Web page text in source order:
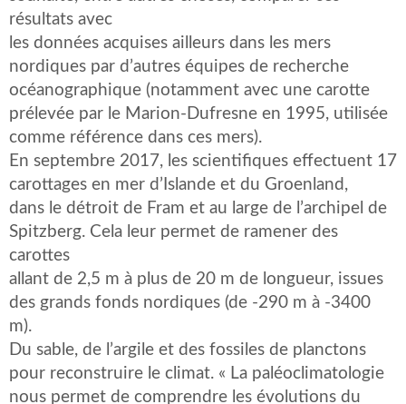
résultats avec
les données acquises ailleurs dans les mers
nordiques par d’autres équipes de recherche
océanographique (notamment avec une carotte
prélevée par le Marion-Dufresne en 1995, utilisée
comme référence dans ces mers).
En septembre 2017, les scientifiques effectuent 17
carottages en mer d’Islande et du Groenland,
dans le détroit de Fram et au large de l’archipel de
Spitzberg. Cela leur permet de ramener des
carottes
allant de 2,5 m à plus de 20 m de longueur, issues
des grands fonds nordiques (de -290 m à -3400
m).
Du sable, de l’argile et des fossiles de planctons
pour reconstruire le climat. « La paléoclimatologie
nous permet de comprendre les évolutions du